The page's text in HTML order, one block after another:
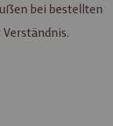
bei bestellten